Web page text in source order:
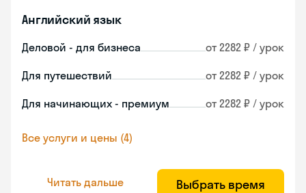
Английский язык
Деловой - для бизнеса от 2282 ₽ / урок
Для путешествий от 2282 ₽ / урок
Для начинающих - премиум от 2282 ₽ / урок
Все услуги и цены (4)
Читать дальше Выбрать время